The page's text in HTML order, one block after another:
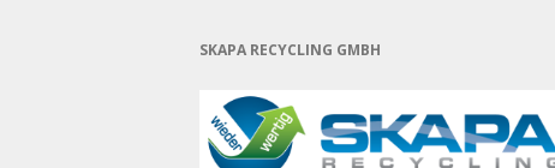
SKAPA RECYCLING GMBH